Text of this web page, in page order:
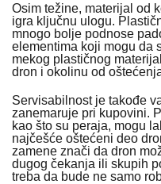
Osim težine, materijal od
igra ključnu ulogu.
mnogo bolje podnose
elementima koji mogu da
mekog plastičnog
dron i okolinu od
Servisabilnost je takođe
zanemaruje pri kupovini.
kao što su peraja, mogu
najčešće oštećeni deo
zamene znači da dron
dugog čekanja ili skupih
treba da bude ne samo